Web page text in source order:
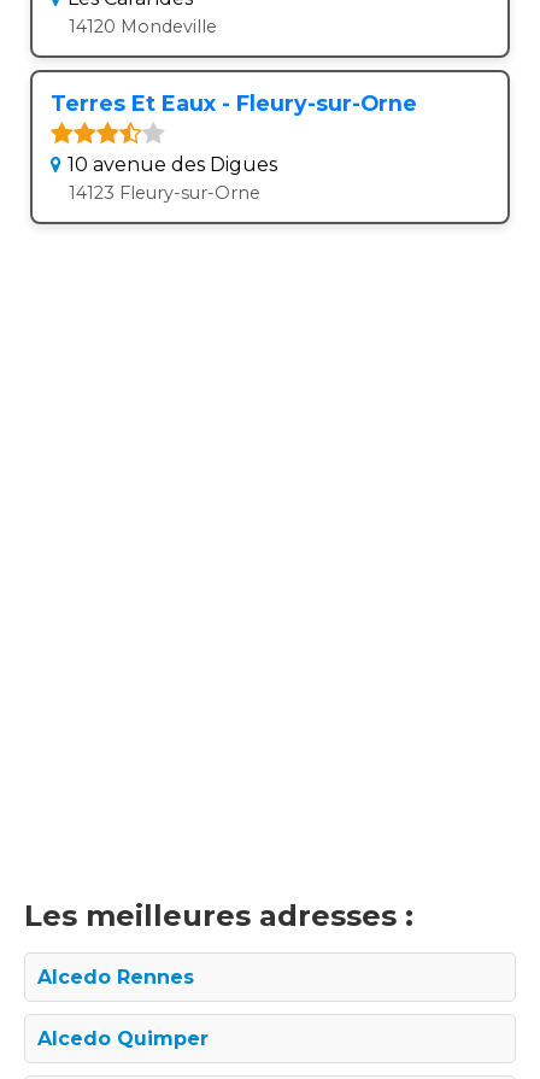
14120 Mondeville
Terres Et Eaux - Fleury-sur-Orne
10 avenue des Digues
14123 Fleury-sur-Orne
Les meilleures adresses :
Alcedo Rennes
Alcedo Quimper